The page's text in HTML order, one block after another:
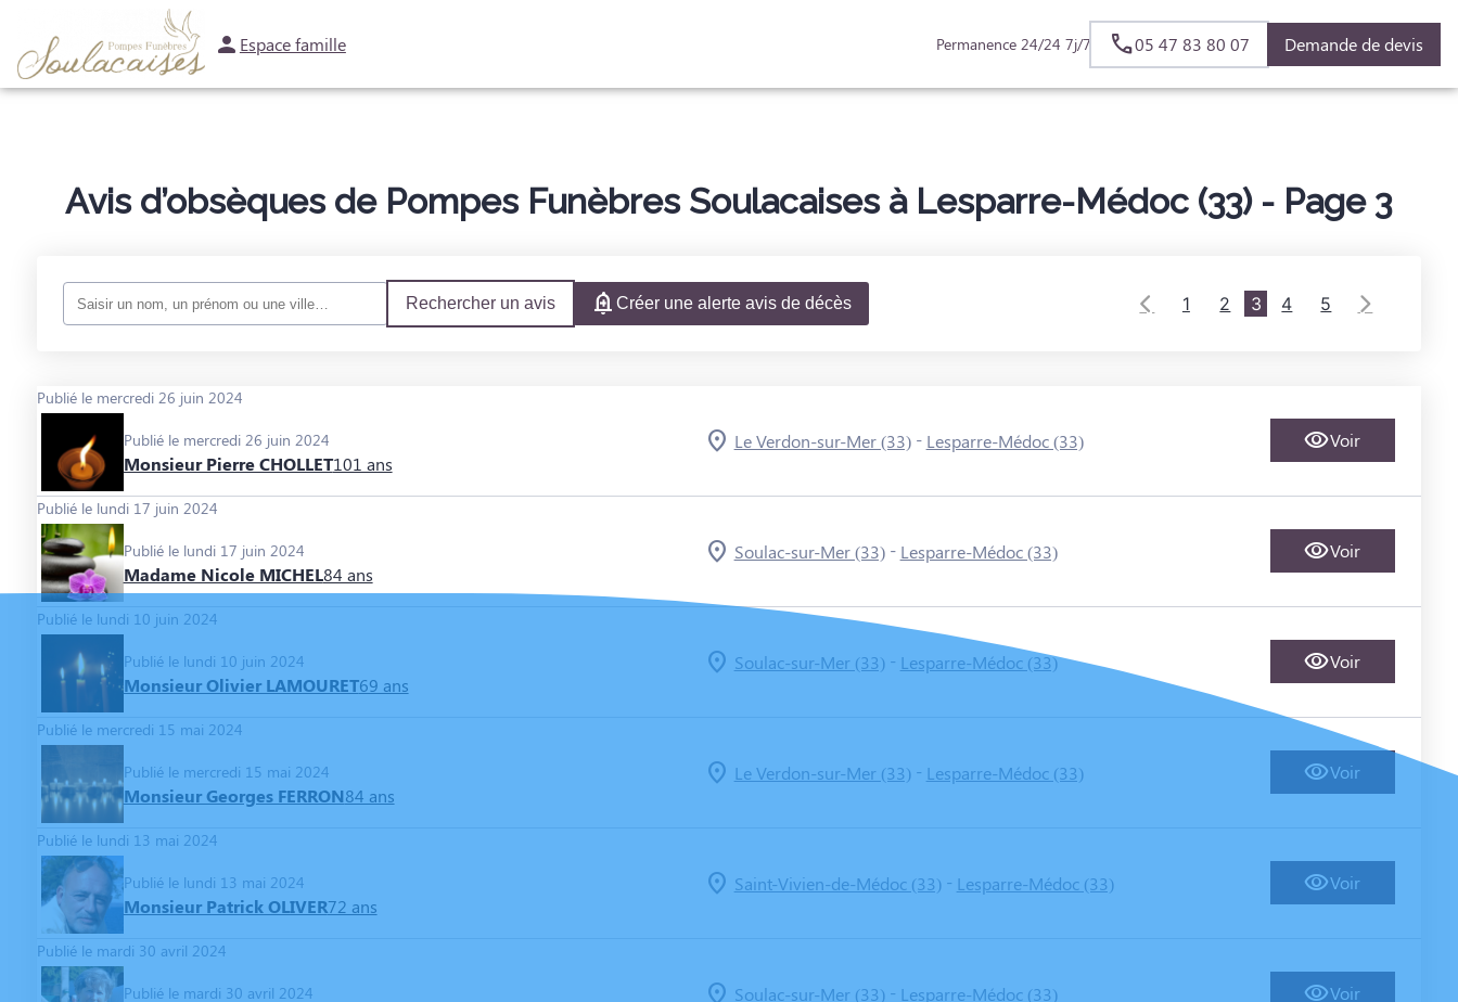
Espace famille Permanence 24/24 7j/7 05 47 83 80 07 Demande de devis
NOS SERVICES NOTRE AGENCENOTRE CHAMBRE FUNERAIRE
Avis d’obsèques de Pompes Funèbres Soulacaises à Lesparre-Médoc (33) - Page 3
Rechercher un avis Créer une alerte avis de décès 1 2 3 4 5
Publié le mercredi 26 juin 2024
Publié le mercredi 26 juin 2024
Monsieur Pierre CHOLLET101 ans
Le Verdon-sur-Mer (33)- Lesparre-Médoc (33) Voir
Publié le lundi 17 juin 2024
Publié le lundi 17 juin 2024
Madame Nicole MICHEL84 ans
Soulac-sur-Mer (33)- Lesparre-Médoc (33) Voir
Publié le lundi 10 juin 2024
Publié le lundi 10 juin 2024
Monsieur Olivier LAMOURET69 ans
Soulac-sur-Mer (33)- Lesparre-Médoc (33) Voir
Publié le mercredi 15 mai 2024
Publié le mercredi 15 mai 2024
Monsieur Georges FERRON84 ans
Le Verdon-sur-Mer (33)- Lesparre-Médoc (33) Voir
Publié le lundi 13 mai 2024
Publié le lundi 13 mai 2024
Monsieur Patrick OLIVER72 ans
Saint-Vivien-de-Médoc (33)- Lesparre-Médoc (33) Voir
Publié le mardi 30 avril 2024
Publié le mardi 30 avril 2024 Soulac-sur-Mer (33)- Lesparre-Médoc (33) Voir